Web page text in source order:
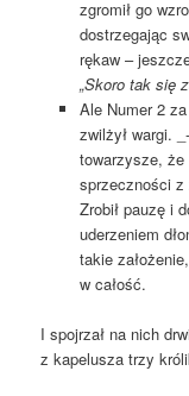
zgromił go
dostrzegając
rękaw –
„Skoro tak się
Ale Numer 2
zwilżył wargi.
towarzysze, że
sprzeczności
Zrobił pauzę i
uderzeniem
takie
w całość.
I spojrzał na nich
z kapelusza trzy